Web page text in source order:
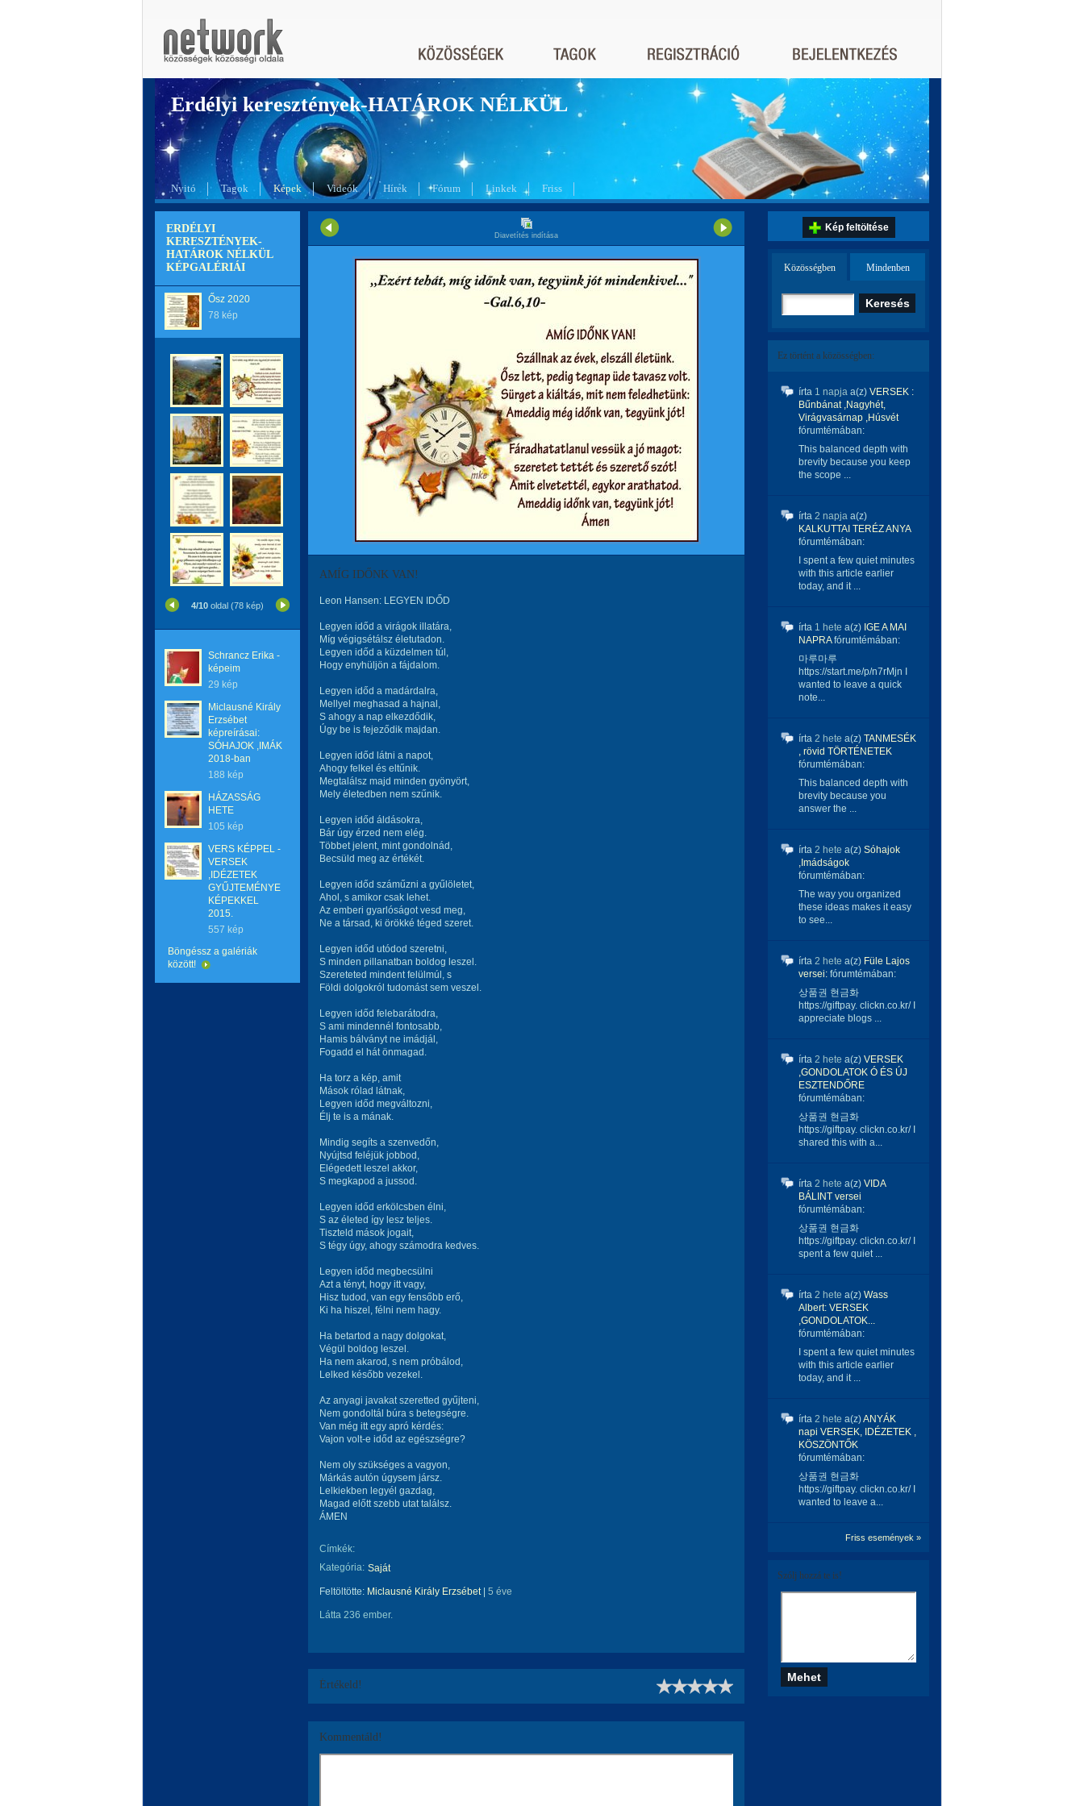
Erdélyi keresztények-HATÁROK NÉLKÜL
Nyitó Tagok Képek Videók Hírek Fórum Linkek Friss
ERDÉLYI
KERESZTÉNYEK-
HATÁROK NÉLKÜL
KÉPGALÉRIÁI
Ősz 2020
78 kép
4/10 oldal (78 kép)
Schrancz Erika -
képeim
29 kép
Miclausné Király
Erzsébet
képreírásai:
SÓHAJOK ,IMÁK
2018-ban
188 kép
HÁZASSÁG
HETE
105 kép
VERS KÉPPEL -
VERSEK
,IDÉZETEK
GYŰJTEMÉNYE
KÉPEKKEL
2015.
557 kép
Böngéssz a galériák
között!
Diavetítés indítása
AMÍG IDŐNK VAN!
Leon Hansen: LEGYEN IDŐD
Legyen időd a virágok illatára,
Míg végigsétálsz életutadon.
Legyen időd a küzdelmen túl,
Hogy enyhüljön a fájdalom.
Legyen időd a madárdalra,
Mellyel meghasad a hajnal,
S ahogy a nap elkezdődik,
Úgy be is fejeződik majdan.
Legyen időd látni a napot,
Ahogy felkel és eltűnik.
Megtalálsz majd minden gyönyört,
Mely életedben nem szűnik.
Legyen időd áldásokra,
Bár úgy érzed nem elég.
Többet jelent, mint gondolnád,
Becsüld meg az értékét.
Legyen időd száműzni a gyűlöletet,
Ahol, s amikor csak lehet.
Az emberi gyarlóságot vesd meg,
Ne a társad, ki örökké téged szeret.
Legyen időd utódod szeretni,
S minden pillanatban boldog leszel.
Szereteted mindent felülmúl, s
Földi dolgokról tudomást sem veszel.
Legyen időd felebarátodra,
S ami mindennél fontosabb,
Hamis bálványt ne imádjál,
Fogadd el hát önmagad.
Ha torz a kép, amit
Mások rólad látnak,
Legyen időd megváltozni,
Élj te is a mának.
Mindig segíts a szenvedőn,
Nyújtsd feléjük jobbod,
Elégedett leszel akkor,
S megkapod a jussod.
Legyen időd erkölcsben élni,
S az életed így lesz teljes.
Tiszteld mások jogait,
S tégy úgy, ahogy számodra kedves.
Legyen időd megbecsülni
Azt a tényt, hogy itt vagy,
Hisz tudod, van egy fensőbb erő,
Ki ha hiszel, félni nem hagy.
Ha betartod a nagy dolgokat,
Végül boldog leszel.
Ha nem akarod, s nem próbálod,
Lelked később vezekel.
Az anyagi javakat szeretted gyűjteni,
Nem gondoltál búra s betegségre.
Van még itt egy apró kérdés:
Vajon volt-e időd az egészségre?
Nem oly szükséges a vagyon,
Márkás autón úgysem jársz.
Lelkiekben legyél gazdag,
Magad előtt szebb utat találsz.
ÁMEN
Címkék:
Kategória: Saját
Feltöltötte: Miclausné Király Erzsébet| 5 éve
Látta 236 ember.
Értékeld!
Kommentáld!
Kép feltöltése
Közösségben Mindenben
Ez történt a közösségben:
írta 1 napja a(z) VERSEK :
Bűnbánat ,Nagyhét,
Virágvasárnap ,Húsvét
fórumtémában:
This balanced depth with
brevity because you keep
the scope ...
írta 2 napja a(z)
KALKUTTAI TERÉZ ANYA
fórumtémában:
I spent a few quiet minutes
with this article earlier
today, and it ...
írta 1 hete a(z) IGE A MAI
NAPRAfórumtémában:
마루마루
https://start.me/p/n7rMjn I
wanted to leave a quick
note...
írta 2 hete a(z) TANMESÉK
, rövid TÖRTÉNETEK
fórumtémában:
This balanced depth with
brevity because you
answer the ...
írta 2 hete a(z) Sóhajok
,Imádságok
fórumtémában:
The way you organized
these ideas makes it easy
to see...
írta 2 hete a(z) Füle Lajos
versei: fórumtémában:
상품권 현금화
https://giftpay. clickn.co.kr/ I
appreciate blogs ...
írta 2 hete a(z) VERSEK
,GONDOLATOK Ó ÉS ÚJ
ESZTENDŐRE
fórumtémában:
상품권 현금화
https://giftpay. clickn.co.kr/ I
shared this with a...
írta 2 hete a(z) VIDA
BÁLINT versei
fórumtémában:
상품권 현금화
https://giftpay. clickn.co.kr/ I
spent a few quiet ...
írta 2 hete a(z) Wass
Albert: VERSEK
,GONDOLATOK...
fórumtémában:
I spent a few quiet minutes
with this article earlier
today, and it ...
írta 2 hete a(z)ANYÁK
napi VERSEK, IDÉZETEK ,
KÖSZÖNTŐK
fórumtémában:
상품권 현금화
https://giftpay. clickn.co.kr/ I
wanted to leave a...
Friss események »
Szólj hozzá te is!